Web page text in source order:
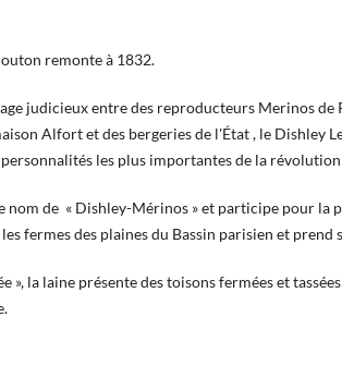
remonte à 1832.
judicieux entre des reproducteurs Merinos
Alfort et des bergeries de l'État , le Dishley
les plus importantes de la
nom de « Dishley-Mérinos » et participe pour la
fermes des plaines du Bassin parisien et
», la laine présente des toisons fermées et